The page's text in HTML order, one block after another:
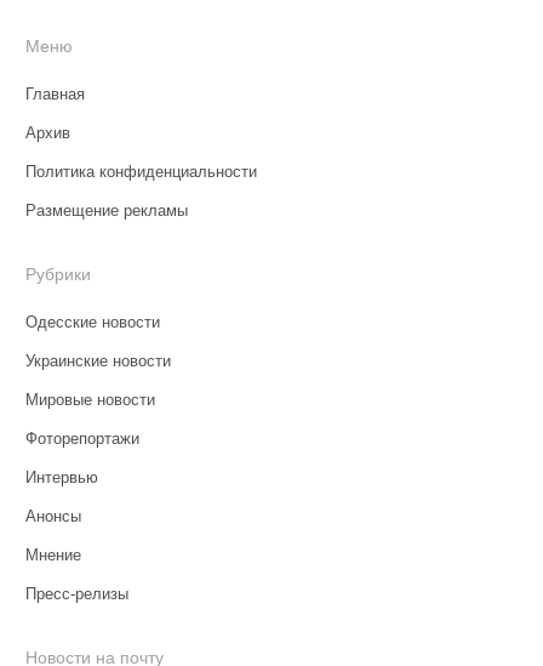
Меню
Главная
Архив
Политика конфиденциальности
Размещение рекламы
Рубрики
Одесские новости
Украинские новости
Мировые новости
Фоторепортажи
Интервью
Анонсы
Мнение
Пресс-релизы
Новости на почту